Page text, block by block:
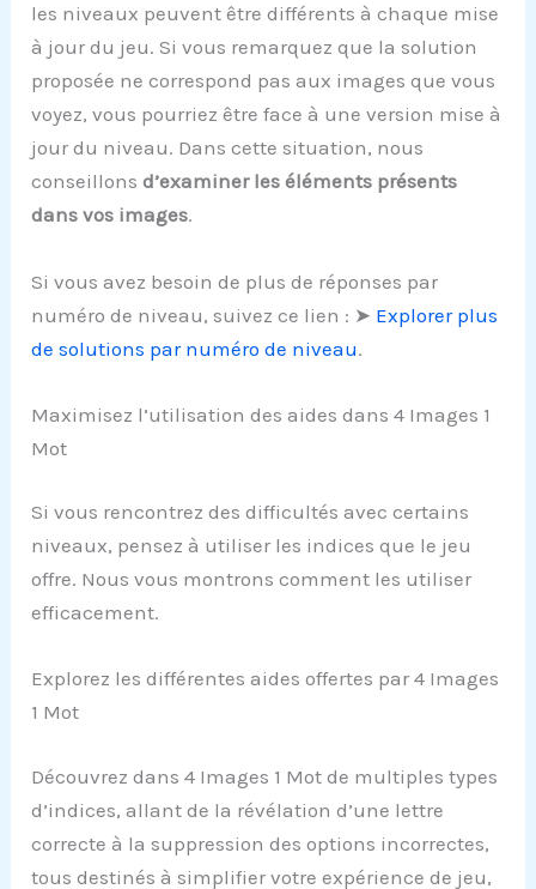
les niveaux peuvent être différents à chaque mise
à jour du jeu. Si vous remarquez que la solution
proposée ne correspond pas aux images que vous
voyez, vous pourriez être face à une version mise à
jour du niveau. Dans cette situation, nous
conseillonsd’examiner les éléments présents
dans vos images.
Si vous avez besoin de plus de réponses par
numéro de niveau, suivez ce lien : ➤ Explorer plus
de solutions par numéro de niveau.
Maximisez l’utilisation des aides dans 4 Images 1
Mot
Si vous rencontrez des difficultés avec certains
niveaux, pensez à utiliser les indices que le jeu
offre. Nous vous montrons comment les utiliser
efficacement.
Explorez les différentes aides offertes par 4 Images
1 Mot
Découvrez dans 4 Images 1 Mot de multiples types
d’indices, allant de la révélation d’une lettre
correcte à la suppression des options incorrectes,
tous destinés à simplifier votre expérience de jeu,